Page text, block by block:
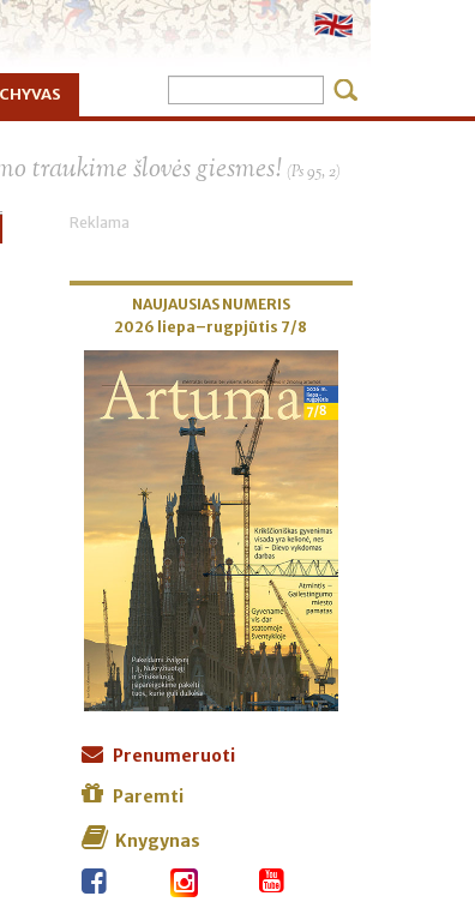
traukime šlovės giesmes! (Ps 95, 2)
Reklama
NAUJAUSIAS NUMERIS
2026 liepa–rugpjūtis 7/8
Prenumeruoti
Paremti
Knygynas